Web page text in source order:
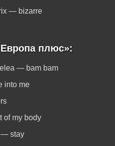
— bizarre
плюс»:
— bam bam
into me
of my body
— stay